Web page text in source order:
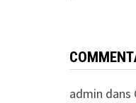
admin dans